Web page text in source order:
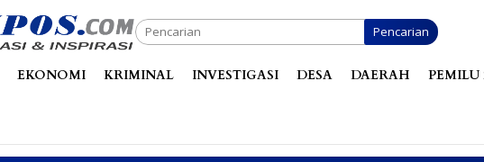
Pencarian
EKONOMI KRIMINAL INVESTIGASI DESA DAERAH PEMILU